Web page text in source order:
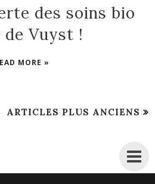
des soins bio
Vuyst !
MORE »
ARTICLES PLUS ANCIENS